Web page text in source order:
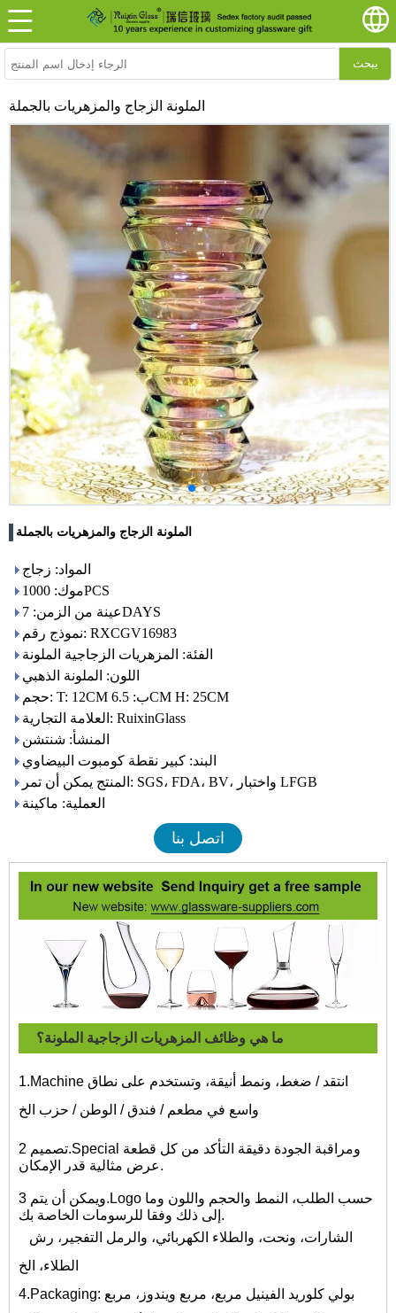
يبحث
الملونة الزجاج والمزهريات بالجملة
الملونة الزجاج والمزهريات بالجملة
المواد: زجاج
موك: 1000PCS
عينة من الزمن: 7DAYS
نموذج رقم: RXCGV16983
الفئة: المزهريات الزجاجية الملونة
اللون: الملونة الذهبي
حجم: T: 12CM ب: 6.5CM H: 25CM
العلامة التجارية: RuixinGlass
المنشأ: شنتشن
البند: كبير نقطة كومبوت البيضاوي
المنتج يمكن أن تمر: SGS، FDA، BV، واختبار LFGB
العملية: ماكينة
اتصل بنا
ما هي وظائف المزهريات الزجاجية الملونة؟
1.Machine انتقد / ضغط، ونمط أنيقة، وتستخدم على نطاق
تصميم 2.Special ومراقبة الجودة دقيقة التأكد من كل قطعة
عرض مثالية قدر الإمكان.
ويمكن أن يتم 3.Logo حسب الطلب، النمط والحجم واللون وما
إلى ذلك وفقا للرسومات الخاصة بك.
الطلاء، الخ
4.Packaging: بولي كلوريد الفينيل مربع، مربع ويندوز، مربع